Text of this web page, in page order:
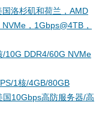
洛杉矶和荷兰，AMD
，1Gbps@4TB，
10G DDR4/60G NVMe
1核/4GB/80GB
10Gbps高防服务器/高